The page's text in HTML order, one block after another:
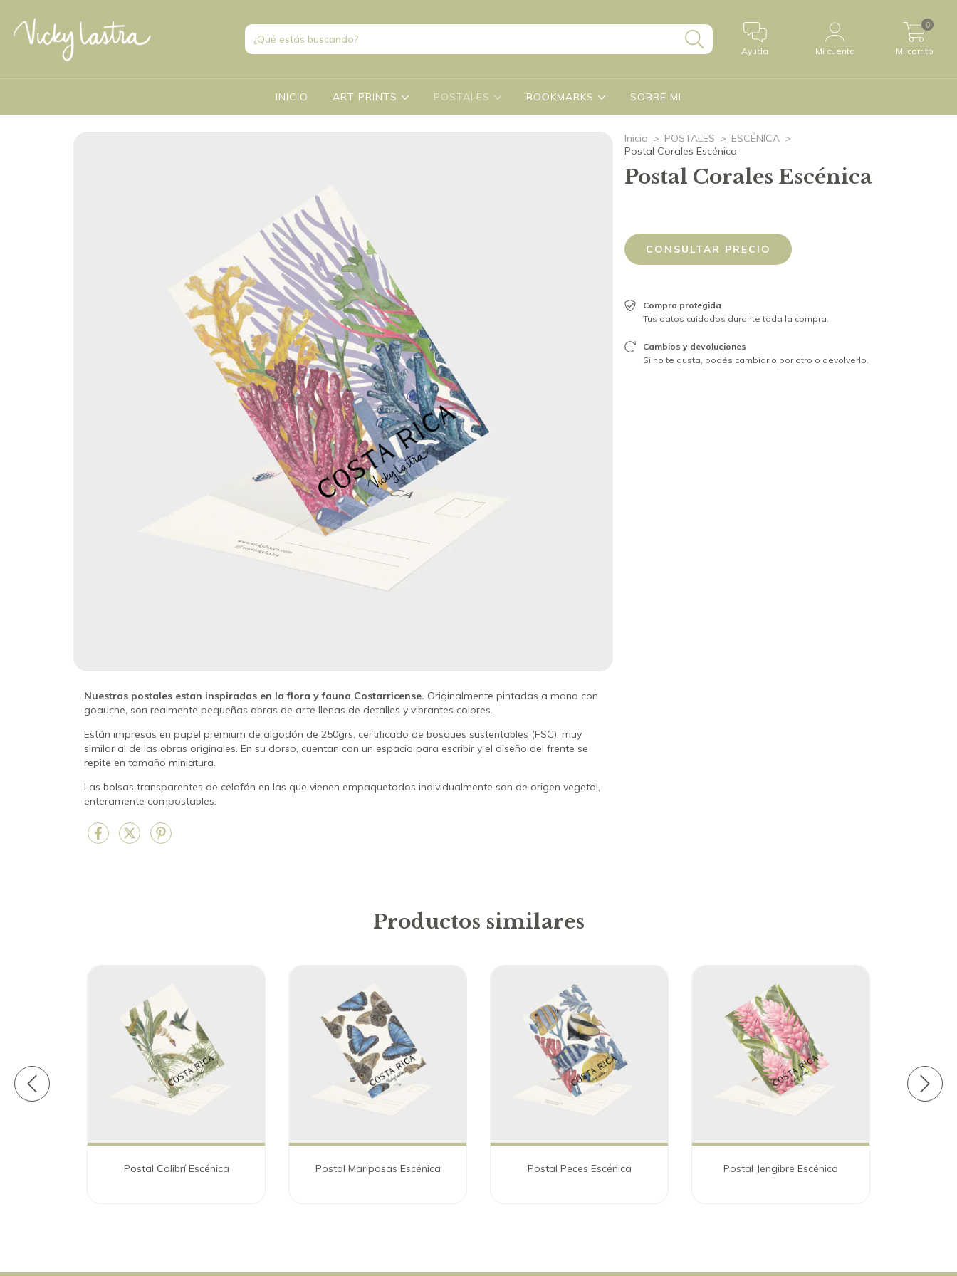
Ayuda Mi cuenta Mi carrito
0
INICIO ART PRINTS POSTALES BOOKMARKS SOBRE MI
Nuestras postales estan inspiradas en la flora y fauna Costarricense. Originalmente pintadas a mano con
goauche, son realmente pequeñas obras de arte llenas de detalles y vibrantes colores.
Están impresas en papel premium de algodón de 250grs, certificado de bosques sustentables (FSC), muy
similar al de las obras originales. En su dorso, cuentan con un espacio para escribir y el diseño del frente se
repite en tamaño miniatura.
Las bolsas transparentes de celofán en las que vienen empaquetados individualmente son de origen vegetal,
enteramente compostables.
Inicio > POSTALES > ESCÉNICA >
Postal Corales Escénica
Postal Corales Escénica
Compra protegida
Tus datos cuidados durante toda la compra.
Cambios y devoluciones
Si no te gusta, podés cambiarlo por otro o devolverlo.
Productos similares
Postal Colibrí Escénica Postal Mariposas Escénica Postal Peces Escénica Postal Jengibre Escénica